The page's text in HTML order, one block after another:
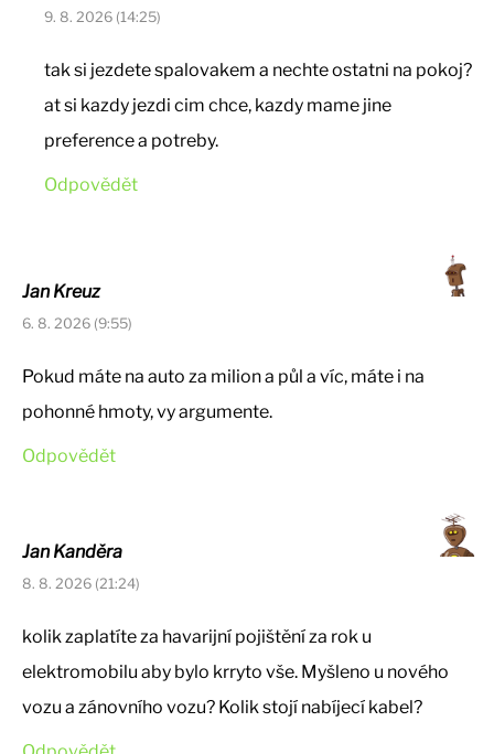
9. 8. 2026 (14:25)
tak si jezdete spalovakem a nechte ostatni na pokoj?
at si kazdy jezdi cim chce, kazdy mame jine
preference a potreby.
Odpovědět
Jan Kreuz
6. 8. 2026 (9:55)
Pokud máte na auto za milion a půl a víc, máte i na
pohonné hmoty, vy argumente.
Odpovědět
Jan Kanděra
8. 8. 2026 (21:24)
kolik zaplatíte za havarijní pojištění za rok u
elektromobilu aby bylo krryto vše. Myšleno u nového
vozu a zánovního vozu? Kolik stojí nabíjecí kabel?